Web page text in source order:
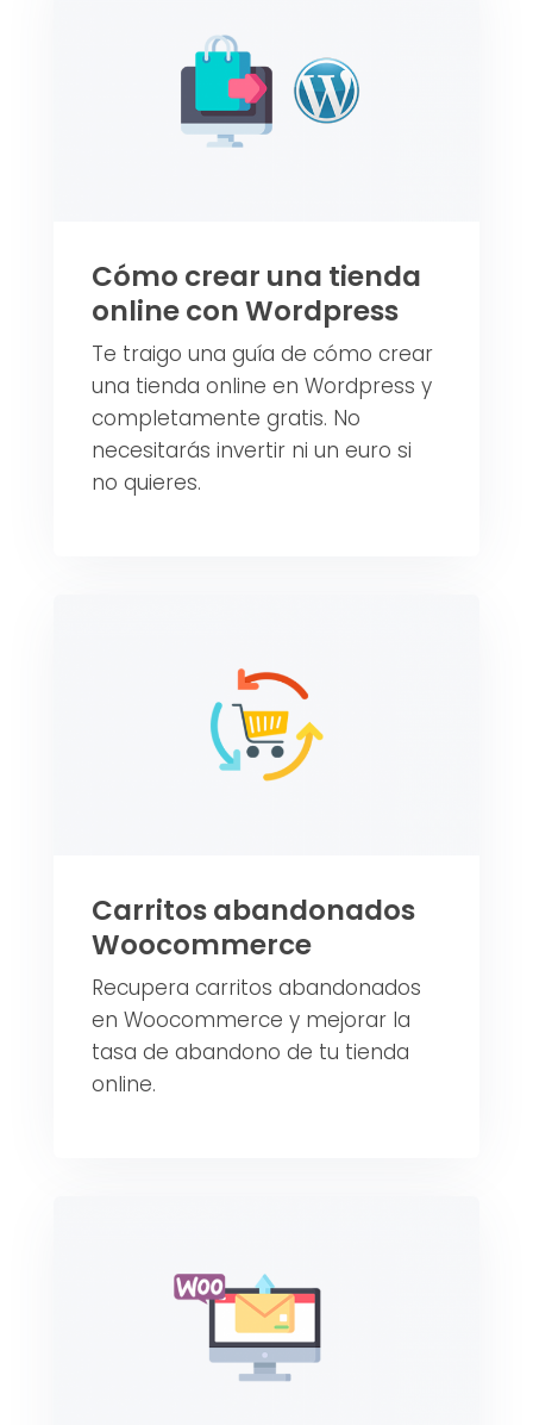
Cómo crear una tienda
online con Wordpress
Te traigo una guía de cómo crear
una tienda online en Wordpress y
completamente gratis. No
necesitarás invertir ni un euro si
no quieres.
Carritos abandonados
Woocommerce
Recupera carritos abandonados
en Woocommerce y mejorar la
tasa de abandono de tu tienda
online.